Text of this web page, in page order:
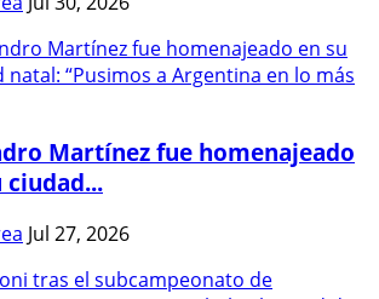
Martínez fue homenajeado
ciudad...
Jul 27, 2026